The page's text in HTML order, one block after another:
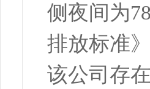
侧夜间为
排放标准
该公司存